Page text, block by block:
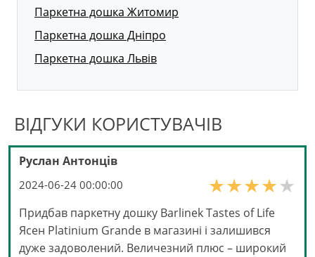
Паркетна дошка Житомир
Паркетна дошка Дніпро
Паркетна дошка Львів
ВІДГУКИ КОРИСТУВАЧІВ
Руслан Антонців
2024-06-24 00:00:00
Придбав паркетну дошку Barlinek Tastes of Life
Ясен Platinium Grande в магазині і залишився
дуже задоволений. Величезний плюс – широкий